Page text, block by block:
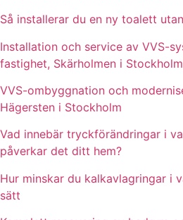
Så installerar du en ny toalett
Installation och service av VVS-
fastighet, Skärholmen i Stockholm
VVS-ombyggnation och
Hägersten i Stockholm
Vad innebär tryckförändringar i
påverkar det ditt hem?
Hur minskar du kalkavlagringar i
sätt